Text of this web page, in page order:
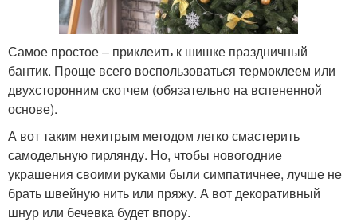
Самое простое – приклеить к шишке праздничный
бантик. Проще всего воспользоваться термоклеем или
двухсторонним скотчем (обязательно на вспененной
основе).
А вот таким нехитрым методом легко смастерить
самодельную гирлянду. Но, чтобы новогодние
украшения своими руками были симпатичнее, лучше не
брать швейную нить или пряжу. А вот декоративный
шнур или бечевка будет впору.